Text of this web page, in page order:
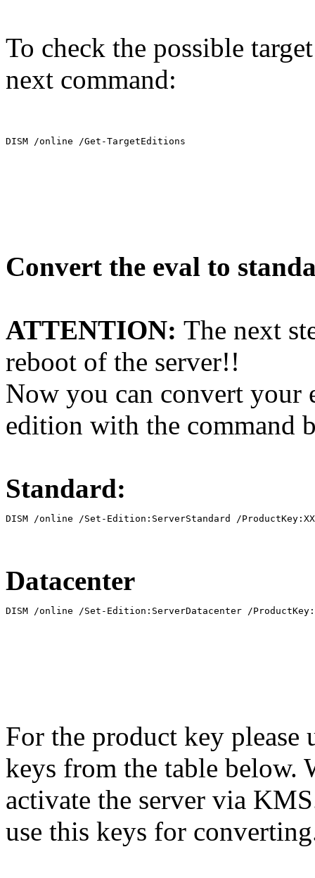
To check the possible
next command:
DISM /online /Get-TargetEditions
Convert the eval to
ATTENTION: The next
reboot of the server!!
Now you can convert your
edition with the command
Standard:
DISM /online /Set-Edition:ServerStandard /
Datacenter
DISM /online /Set-Edition:ServerDatacenter /
For the product key please
keys from the table below.
activate the server via
use this keys for